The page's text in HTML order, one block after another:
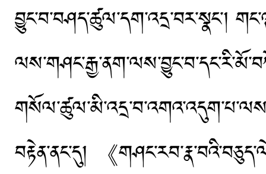
བྱུང་བ་བཤད་ཚུལ་དག་འདྲ་བར་སྣང་།
བརྟེན་ནང་དུ། 《